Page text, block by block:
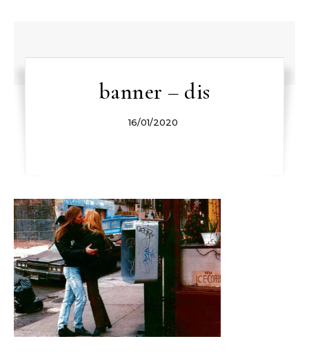
banner – dis
16/01/2020